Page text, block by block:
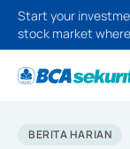
Start your
stock market
BERITA HARIAN